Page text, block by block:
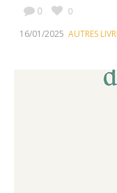
0
0
16/01/2025 AUTRES